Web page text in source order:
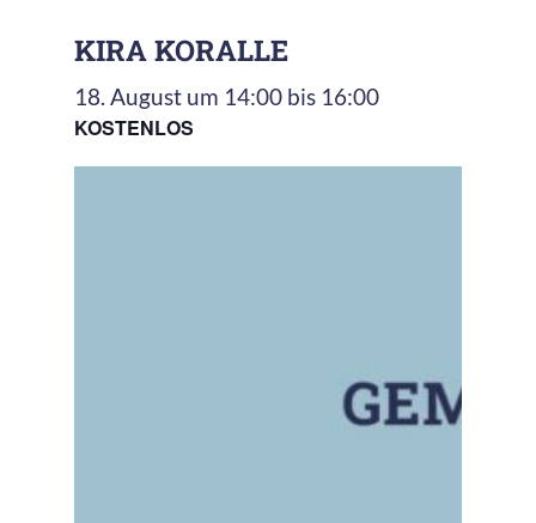
KIRA KORALLE
18. August um 14:00 bis 16:00
KOSTENLOS